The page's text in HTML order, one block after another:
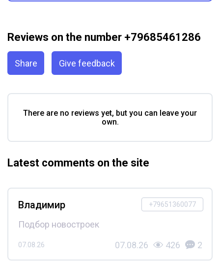
Reviews on the number +79685461286
Share Give feedback
There are no reviews yet, but you can leave your
own.
Latest comments on the site
+79651360077
Владимир
Подбор новостроек
07.08.26 07.08.26 426 2